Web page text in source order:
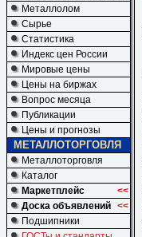
Металлолом
Сырье
Статистика
Индекс цен России
Мировые цены
Цены на биржах
Вопрос месяца
Публикации
Цены и прогнозы
МЕТАЛЛОТОРГОВЛЯ
Металлоторговля
Каталог
Маркетплейс
<<
Доска объявлений <<
Подшипники